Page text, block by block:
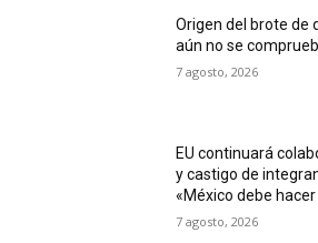
Origen del brote de
aún no se
7 agosto, 2026
EU continuará
y castigo de
«México debe
7 agosto, 2026